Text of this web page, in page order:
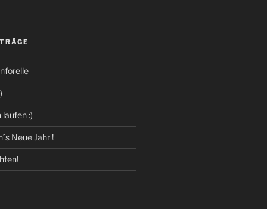
:)
Neue Jahr !